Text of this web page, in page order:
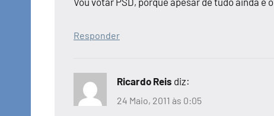
Responder
Ricardo Reis diz:
24 Maio, 2011 às 0:05